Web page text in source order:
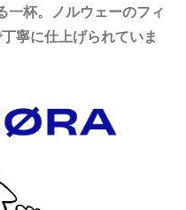
一杯。ノルウェーのフィ
寧に仕上げられていま